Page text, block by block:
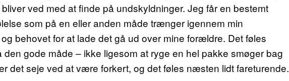
ved med at finde på undskyldninger. Jeg får en bestemt
som på en eller anden måde trænger igennem min
behovet for at lade det gå ud over mine forældre. Det føles
gode måde – ikke ligesom at ryge en hel pakke smøger bag
det seje ved at være forkert, og det føles næsten lidt fareturende.